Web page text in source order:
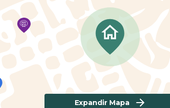
Expandir Mapa